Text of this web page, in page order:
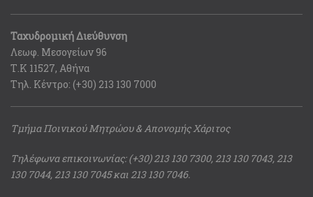
Ταχυδρομική Διεύθυνση
Λεωφ. Μεσογείων 96
Τ.Κ 11527, Αθήνα
Τηλ. Κέντρο: (+30) 213 130 7000
Τμήμα Ποινικού Μητρώου & Απονομής Χάριτος
Τηλέφωνα επικοινωνίας: (+30) 213 130 7300, 213 130 7043, 213
130 7044, 213 130 7045 και 213 130 7046.